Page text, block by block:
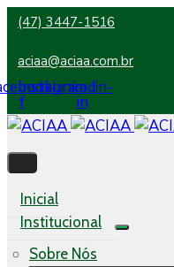
(47) 3447-1516
aciaa@aciaa.com.br
f
Instagram
Linkedin-
in
Inicial
Institucional
Sobre Nós